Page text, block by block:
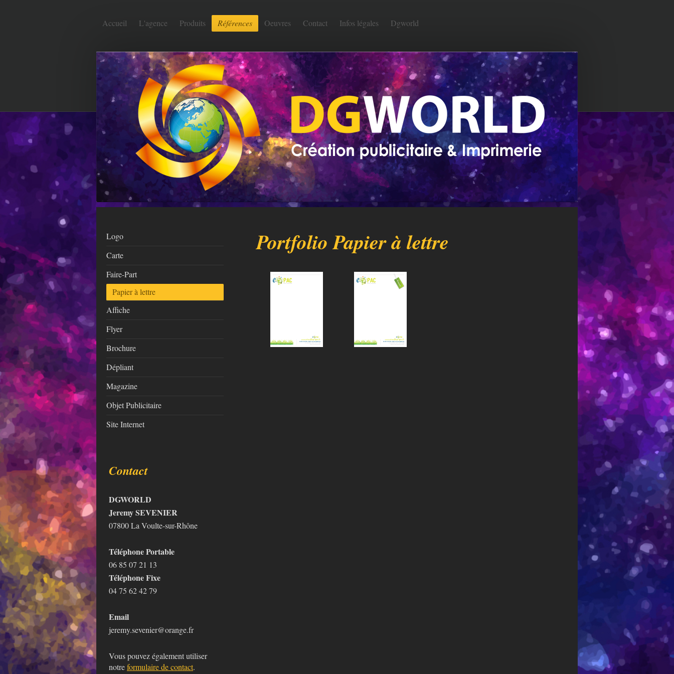
Accueil L'agence Produits Références Oeuvres Contact Infos légales Dgworld
Portfolio Papier à lettre
Logo
Carte
Faire-Part
Papier à lettre
Affiche
Flyer
Brochure
Dépliant
Magazine
Objet Publicitaire
Site Internet
Contact
DGWORLD
Jeremy SEVENIER
07800 La Voulte-sur-Rhône
Téléphone Portable
06 85 07 21 13
Téléphone Fixe
04 75 62 42 79
Email
jeremy.sevenier@orange.fr
Vous pouvez également utiliser
notreformulaire de contact.